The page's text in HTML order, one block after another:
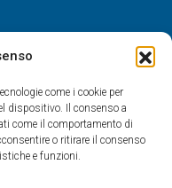
come i cookie per
dispositivo. Il consenso a
come il comportamento di
o ritirare il consenso
e funzioni.